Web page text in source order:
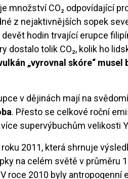
množství CO₂ odpovídající
z nejaktivnějších sopek
devět hodin trvající erupce
dostalo tolik CO₂, kolik ho
„vyrovnal skóre“
v dějinách mají na
. Přesto se celkové roční
supervýbuchům velikosti
roku 2011, která shrnuje
na celém světě v průměru
V roce 2010 byly